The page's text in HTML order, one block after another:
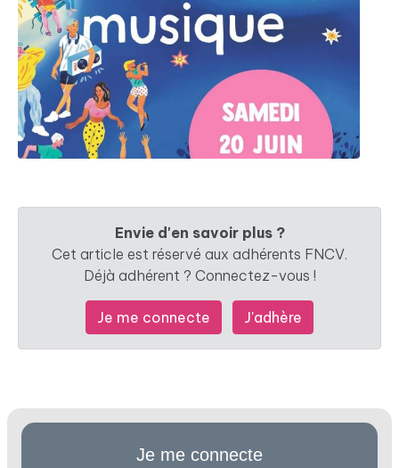
Envie d'en savoir plus ?
Cet article est réservé aux adhérents FNCV.
Déjà adhérent ? Connectez-vous !
Je me connecte J'adhère
Je me connecte